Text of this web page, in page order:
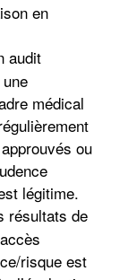
en
audit
médical
ou
légitime.
résultats de
risque est